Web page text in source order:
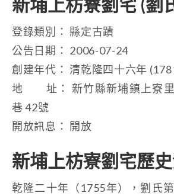
登錄類別： 縣定古蹟
公告日期： 2006-07-24
創建年代： 清乾隆四十六年
地 址： 新竹縣新埔鎮上寮里
巷 42號
開放訊息： 開放
新埔上枋寮劉宅歷
乾隆二十年（1755年），劉氏